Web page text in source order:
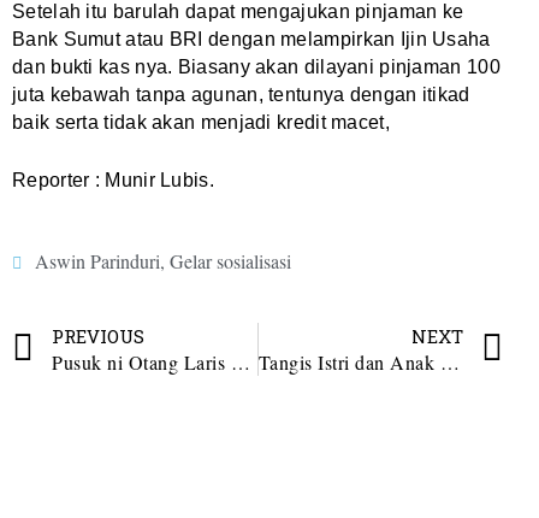
Setelah itu barulah dapat mengajukan pinjaman ke
Bank Sumut atau BRI dengan melampirkan Ijin Usaha
dan bukti kas nya. Biasany akan dilayani pinjaman 100
juta kebawah tanpa agunan, tentunya dengan itikad
baik serta tidak akan menjadi kredit macet,
Reporter : Munir Lubis.
Aswin Parinduri, Gelar sosialisasi
PREVIOUS
Pusuk ni Otang Laris Manis di Bulan Ramadhan
NEXT
Tangis Istri dan Anak Balita Iringi Surat Permohonan RJ ke Kapolres Madina